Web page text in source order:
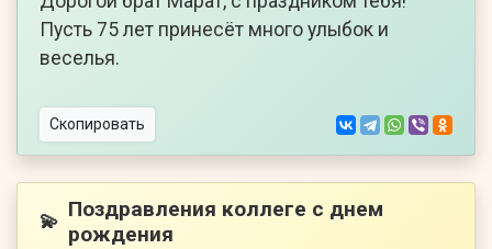
Пусть 75 лет принесёт много улыбок и
веселья.
Скопировать
💫 Поздравления коллеге с днем
рождения